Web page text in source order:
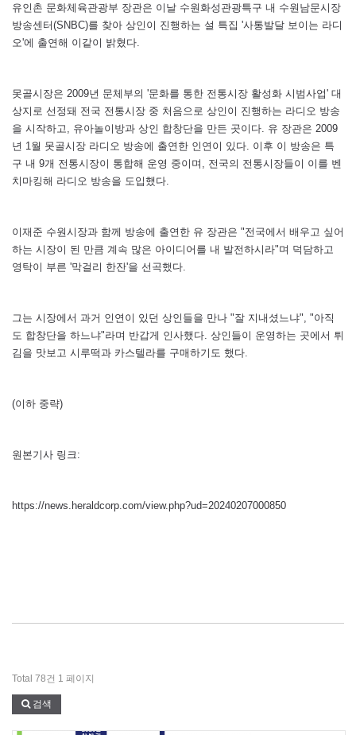
유인촌 문화체육관광부 장관은 이날 수원화성관광특구 내 수원남문시장
방송센터(SNBC)를 찾아 상인이 진행하는 설 특집 '사통발달 보이는 라디
오'에 출연해 이같이 밝혔다.
못골시장은 2009년 문체부의 '문화를 통한 전통시장 활성화 시범사업' 대
상지로 선정돼 전국 전통시장 중 처음으로 상인이 진행하는 라디오 방송
을 시작하고, 유아놀이방과 상인 합창단을 만든 곳이다. 유 장관은 2009
년 1월 못골시장 라디오 방송에 출연한 인연이 있다. 이후 이 방송은 특
구 내 9개 전통시장이 통합해 운영 중이며, 전국의 전통시장들이 이를 벤
치마킹해 라디오 방송을 도입했다.
이재준 수원시장과 함께 방송에 출연한 유 장관은 "전국에서 배우고 싶어
하는 시장이 된 만큼 계속 많은 아이디어를 내 발전하시라"며 덕담하고
영탁이 부른 '막걸리 한잔'을 선곡했다.
그는 시장에서 과거 인연이 있던 상인들을 만나 "잘 지내셨느냐", "아직
도 합창단을 하느냐"라며 반갑게 인사했다. 상인들이 운영하는 곳에서 튀
김을 맛보고 시루떡과 카스텔라를 구매하기도 했다.
(이하 중략)
원본기사 링크:
https://news.heraldcorp.com/view.php?ud=20240207000850
Total 78건 1 페이지
검색